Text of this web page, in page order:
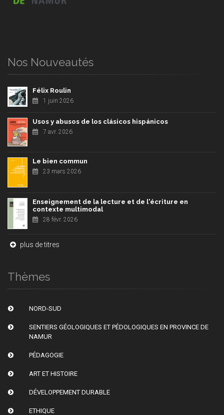
Nos Nouveautés
Félix Roulin
1 juin 2026
Usos y abusos de los clásicos hispánicos
7 avr. 2026
Le bien commun
23 mars 2026
Enseignement de la lecture et de l'écriture en
contexte multimodal
28 févr. 2026
plus de titres
Thèmes
NORD-SUD
SENTIERS GÉOLOGIQUES ET PÉDOLOGIQUES EN PROVINCE DE
NAMUR
PÉDAGOGIE
ART ET HISTOIRE
DÉVELOPPEMENT DURABLE
ETHIQUE